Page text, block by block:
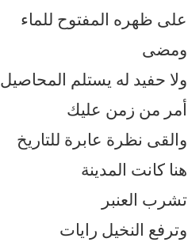
على ظهره المفتوح للماء
ومضى
ولا حفيد له يستلم المحاصيل
أمر من زمن عليك
والقى نظرة عابرة للتاريخ
هنا كانت المدينة
تشرب العنبر
وترفع النخيل رايات